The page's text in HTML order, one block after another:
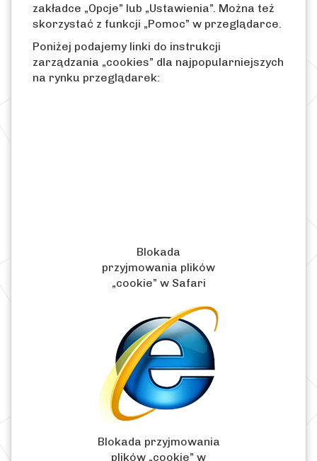
zakładce „Opcje” lub „Ustawienia”. Można też
skorzystać z funkcji „Pomoc” w przeglądarce.
Poniżej podajemy linki do instrukcji
zarządzania „cookies” dla najpopularniejszych
na rynku przeglądarek:
Blokada
przyjmowania plików
„cookie” w Safari
Blokada przyjmowania
plików „cookie” w